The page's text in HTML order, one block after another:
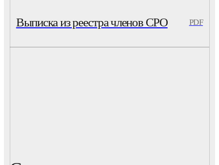
Выписка из реестра членов СРО PDF